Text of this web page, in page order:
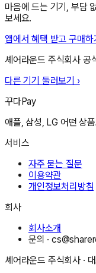
마음에 드는 기기, 부담
보세요.
앱에서 혜택 받고 구매하
셰어라운드 주식회사 공
다른 기기 둘러보기 ›
꾸다Pay
애플, 삼성, LG 어떤 상
서비스
자주 묻는 질문
이용약관
개인정보처리방침
회사
회사소개
문의 ·
셰어라운드 주식회사 ·